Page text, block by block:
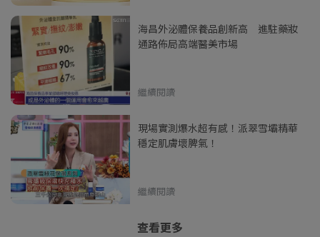
海昌外泌體保養品創新高 進駐藥妝
通路佈局高端醫美市場
繼續閱讀
現場實測爆水超有感！派翠雪壩精華
穩定肌膚壞脾氣！
繼續閱讀
查看更多